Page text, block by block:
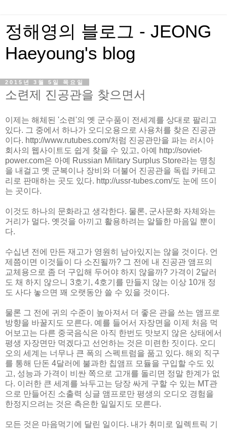
정해영의 블로그 - JEONG
Haeyoung's blog
2015년 3월 5일 목요일
소련제 진공관을 찾으면서
이제는 해체된 '소련'의 옛 군수품이 전세계를 상대로 팔리고
있다. 그 중에서 하나가 오디오용으로 사용처를 찾은 진공관
이다. http://www.rutubes.com/처럼 진공관만을 파는 러시아
회사의 웹사이트도 쉽게 찾을 수 있고, 아예 http://soviet-
power.com은 아예 Russian Military Surplus Store라는 명칭
을 내걸고 옛 군복이나 장비와 더불어 진공관을 독립 카테고
리로 판매하는 곳도 있다. http://ussr-tubes.com/도 눈에 뜨이
는 곳이다.
이것도 하나의 문화라고 생각한다. 물론, 군사문화 자체와는
거리가 멀다. 옛것을 아끼고 활용하려는 알뜰한 마음일 뿐이
다.
수십년 전에 만든 재고가 영원히 남아있지는 않을 것이다. 언
제쯤이면 이것들이 다 소진될까? 그 전에 내 진공관 앰프의
교체용으로 좀 더 구입해 두어야 하지 않을까? 가격이 2달러
도 채 하지 않으니 3호기, 4호기를 만들지 않는 이상 10개 정
도 사다 놓으면 꽤 오랫동안 쓸 수 있을 것이다.
물론 그 전에 귀의 수준이 높아져서 더 좋은 관을 쓰는 앰프로
방향을 바꿀지도 모른다. 예를 들어서 자장면을 이제 처음 먹
어보고는 다른 중국음식은 아직 한번도 맛보지 않은 상태에서
평생 자장면만 먹겠다고 선언하는 것은 미련한 짓이다. 오디
오의 세계는 너무나 큰 폭의 스펙트럼을 품고 있다. 해외 직구
를 통해 단돈 4달러에 불과한 칩앰프 모듈을 구입할 수도 있
고, 성능과 가격이 비싼 쪽으로 고개를 돌리면 정말 한계가 없
다. 이러한 큰 세계를 놔두고는 당장 싸게 구할 수 있는 MT관
으로 만들어진 소출력 싱글 앰프로만 평생의 오디오 경험을
한정지으려는 것은 측은한 일일지도 모른다.
모든 것은 마음먹기에 달린 일이다. 내가 취미로 일렉트릭 기